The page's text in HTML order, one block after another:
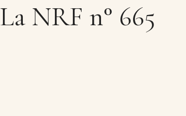
La NRF n° 665